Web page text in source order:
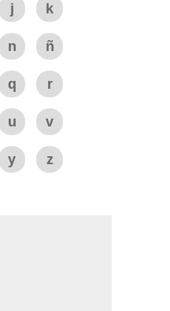
j k
n ñ
q r
u v
y z